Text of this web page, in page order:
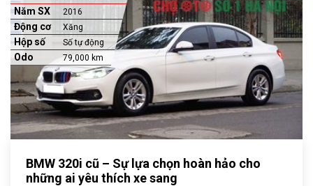
Năm SX 2016
Động cơ Xăng
Hộp số Số tự động
Odo 79,000 km
BMW 320i cũ – Sự lựa chọn hoàn hảo cho
những ai yêu thích xe sang